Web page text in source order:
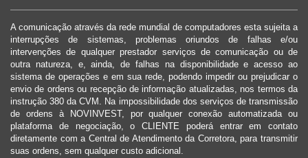
A comunicação através da rede mundial de computadores esta sujeita a
interrupções de sistemas, problemas oriundos de falhas e/ou
intervenções de qualquer prestador serviços de comunicação ou de
outra natureza, e, ainda, de falhas na disponibilidade e acesso ao
sistema de operações e em sua rede, podendo impedir ou prejudicar o
envio de ordens ou recepção de informação atualizadas, nos termos da
instrução 380 da CVM. Na impossibilidade dos serviços de transmissão
de ordens à NOVINVEST, por qualquer conexão automatizada ou
plataforma de negociação, o CLIENTE poderá entrar em contato
diretamente com a Central de Atendimento da Corretora, para transmitir
suas ordens, sem qualquer custo adicional.